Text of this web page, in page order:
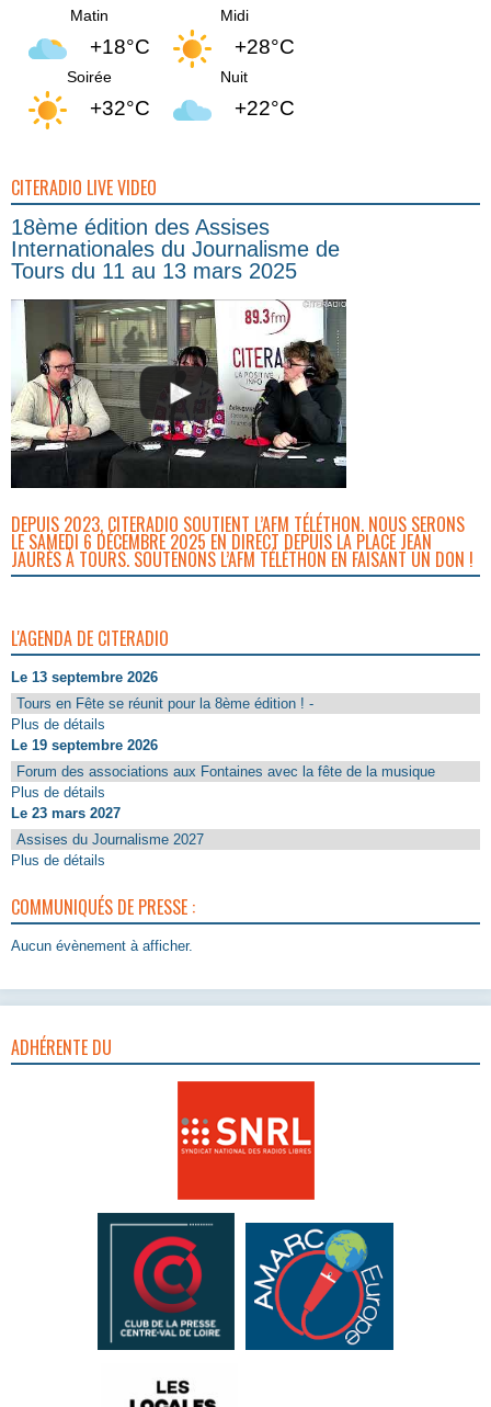
Matin
+18°C
Midi
+28°C
Soirée
+32°C
Nuit
+22°C
CITERADIO LIVE VIDEO
18ème édition des Assises
Internationales du Journalisme de
Tours du 11 au 13 mars 2025
DEPUIS 2023, CITERADIO SOUTIENT L’AFM TÉLÉTHON. NOUS SERONS
LE SAMEDI 6 DÉCEMBRE 2025 EN DIRECT DEPUIS LA PLACE JEAN
JAURÈS À TOURS. SOUTENONS L’AFM TÉLÉTHON EN FAISANT UN DON !
L'AGENDA DE CITERADIO
Le 13 septembre 2026
Tours en Fête se réunit pour la 8ème édition ! -
Plus de détails
Le 19 septembre 2026
Forum des associations aux Fontaines avec la fête de la musique
Plus de détails
Le 23 mars 2027
Assises du Journalisme 2027
Plus de détails
COMMUNIQUÉS DE PRESSE :
Aucun évènement à afficher.
ADHÉRENTE DU